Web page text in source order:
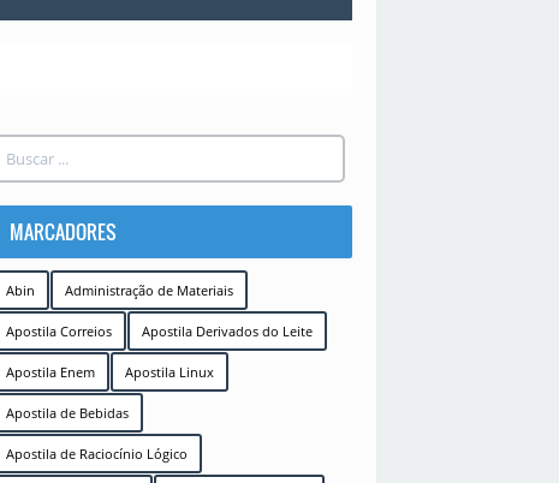
MARCADORES
Abin Administração de Materiais
Apostila Correios Apostila Derivados do Leite
Apostila Enem Apostila Linux
Apostila de Bebidas
Apostila de Raciocínio Lógico